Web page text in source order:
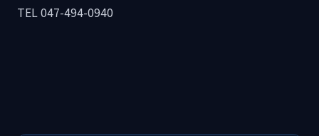
TEL 047-494-0940